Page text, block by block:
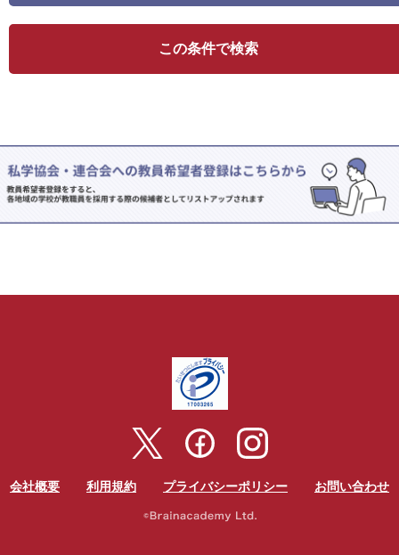
この条件で検索
会社概要 利用規約 プライバシーポリシー お問い合わせ